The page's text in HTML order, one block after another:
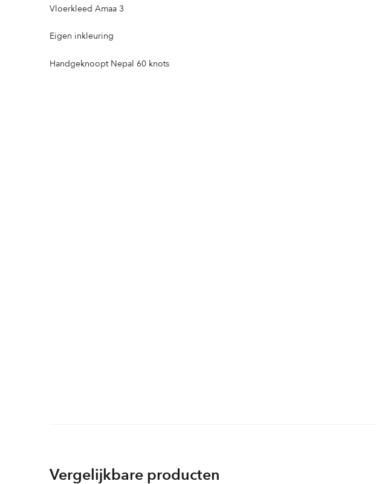
Vloerkleed Amaa 3
Eigen inkleuring
Handgeknoopt Nepal 60 knots
Vergelijkbare producten